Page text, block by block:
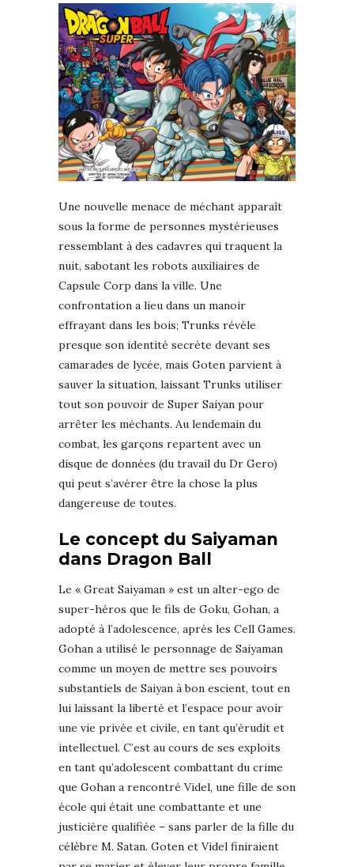
Une nouvelle menace de méchant apparaît
sous la forme de personnes mystérieuses
ressemblant à des cadavres qui traquent la
nuit, sabotant les robots auxiliaires de
Capsule Corp dans la ville. Une
confrontation a lieu dans un manoir
effrayant dans les bois; Trunks révèle
presque son identité secrète devant ses
camarades de lycée, mais Goten parvient à
sauver la situation, laissant Trunks utiliser
tout son pouvoir de Super Saiyan pour
arrêter les méchants. Au lendemain du
combat, les garçons repartent avec un
disque de données (du travail du Dr Gero)
qui peut s’avérer être la chose la plus
dangereuse de toutes.
Le concept du Saiyaman
dans Dragon Ball
Le « Great Saiyaman » est un alter-ego de
super-héros que le fils de Goku, Gohan, a
adopté à l’adolescence, après les Cell Games.
Gohan a utilisé le personnage de Saiyaman
comme un moyen de mettre ses pouvoirs
substantiels de Saiyan à bon escient, tout en
lui laissant la liberté et l’espace pour avoir
une vie privée et civile, en tant qu’érudit et
intellectuel. C’est au cours de ses exploits
en tant qu’adolescent combattant du crime
que Gohan a rencontré Videl, une fille de son
école qui était une combattante et une
justicière qualifiée – sans parler de la fille du
célèbre M. Satan. Goten et Videl finiraient